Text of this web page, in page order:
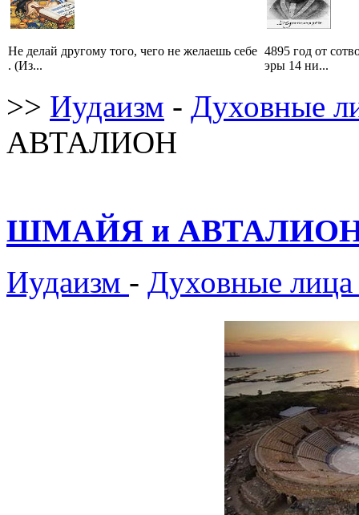
Не делай другому того, чего не желаешь себе
. (Из...
4895 год от
эры 14 ни...
>> Иудаизм - Духовные
АВТАЛИОН
ШМАЙЯ и
Иудаизм - Духовные